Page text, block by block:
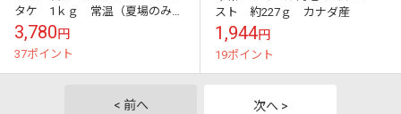
タケ 1ｋｇ 常温（夏場のみ冷
蔵便）
3,780円
37ポイント
スト 約227ｇ カナダ産
1,944円
19ポイント
< 前へ 次へ >